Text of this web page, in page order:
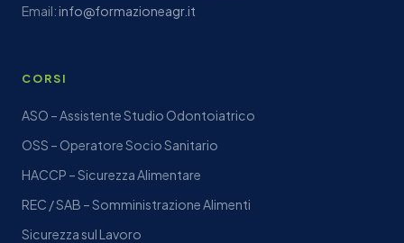
Email: info@formazioneagr.it
CORSI
ASO – Assistente Studio Odontoiatrico
OSS – Operatore Socio Sanitario
HACCP – Sicurezza Alimentare
REC / SAB – Somministrazione Alimenti
Sicurezza sul Lavoro